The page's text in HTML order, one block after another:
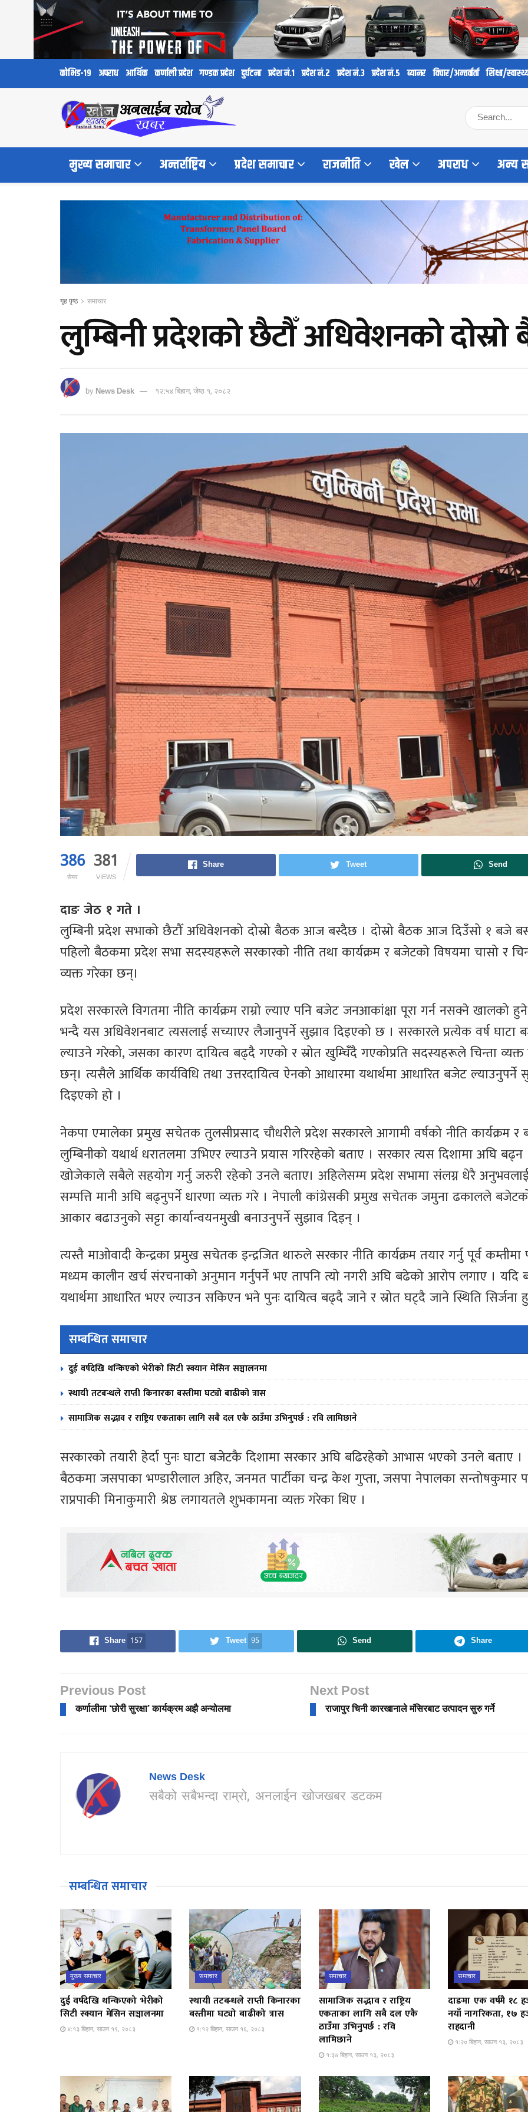
कोभिड-१९ अपराध आर्थिक कर्णाली प्रदेश गण्डक प्रदेश दुर्घटना प्रदेश नं.१ प्रदेश नं.२ प्रदेश नं.३ प्रदेश नं.५ ब्यानर विचार/अन्तर्वार्ता शिक्षा/
मुख्य समाचार अन्तर्राष्ट्रिय प्रदेश समाचार राजनीति खेल अपराध अन्य
गृह पृष्ठ समाचार
लुम्बिनी प्रदेशको छैटौँ अधिवेशनको
byNews Desk १२:५४ बिहान, जेष्ठ १, २०८२
386
सेयर
381
VIEWS
Share Tweet Send
दाङ जेठ १ गते ।
लुम्बिनी प्रदेश सभाको छैटौँ अधिवेशनको दोस्रो बैठक आज बस्दैछ । दोस्रो बैठक आज दिउँसो १ बजे
पहिलो बैठकमा प्रदेश सभा सदस्यहरूले सरकारको नीति तथा कार्यक्रम र बजेटको विषयमा चासो र
व्यक्त गरेका छन्।
प्रदेश सरकारले विगतमा नीति कार्यक्रम राम्रो ल्याए पनि बजेट जनआकांक्षा पूरा गर्न नसक्ने खालको
भन्दै यस अधिवेशनबाट त्यसलाई सच्याएर लैजानुपर्ने सुझाव दिइएको छ । सरकारले प्रत्येक वर्ष घाटा
ल्याउने गरेको, जसका कारण दायित्व बढ्दै गएको र स्रोत खुम्चिँदै गएकोप्रति सदस्यहरूले चिन्ता
छन्। त्यसैले आर्थिक कार्यविधि तथा उत्तरदायित्व ऐनको आधारमा यथार्थमा आधारित बजेट ल्याउनुपर्ने
दिइएको हो ।
नेकपा एमालेका प्रमुख सचेतक तुलसीप्रसाद चौधरीले प्रदेश सरकारले आगामी वर्षको नीति कार्यक्रम र
लुम्बिनीको यथार्थ धरातलमा उभिएर ल्याउने प्रयास गरिरहेको बताए । सरकार त्यस दिशामा अघि बढ्न
खोजेकाले सबैले सहयोग गर्नु जरुरी रहेको उनले बताए। अहिलेसम्म प्रदेश सभामा संलग्न धेरै
सम्पत्ति मानी अघि बढ्नुपर्ने धारणा व्यक्त गरे । नेपाली कांग्रेसकी प्रमुख सचेतक जमुना ढकालले
आकार बढाउनुको सट्टा कार्यान्वयनमुखी बनाउनुपर्ने सुझाव दिइन् ।
त्यस्तै माओवादी केन्द्रका प्रमुख सचेतक इन्द्रजित थारुले सरकार नीति कार्यक्रम तयार गर्नु पूर्व कम्तीमा
मध्यम कालीन खर्च संरचनाको अनुमान गर्नुपर्ने भए तापनि त्यो नगरी अघि बढेको आरोप लगाए । यदि
यथार्थमा आधारित भएर ल्याउन सकिएन भने पुनः दायित्व बढ्दै जाने र स्रोत घट्दै जाने स्थिति सिर्जना
सम्बन्धित समाचार
दुई वर्षदेखि थन्किएको भेरीको सिटी स्क्यान मेसिन सञ्चालनमा
स्थायी तटबन्धले राप्ती किनारका बस्तीमा घट्यो बाढीको त्रास
सामाजिक सद्भाव र राष्ट्रिय एकताका लागि सबै दल एकै ठाउँमा उभिनुपर्छ : रवि लामिछाने
सरकारको तयारी हेर्दा पुनः घाटा बजेटकै दिशामा सरकार अघि बढिरहेको आभास भएको उनले बताए ।
बैठकमा जसपाका भण्डारीलाल अहिर, जनमत पार्टीका चन्द्र केश गुप्ता, जसपा नेपालका सन्तोषकुमार
राप्रपाकी मिनाकुमारी श्रेष्ठ लगायतले शुभकामना व्यक्त गरेका थिए ।
Share 157 Tweet 95 Send Share
Previous Post
कर्णालीमा ‘छोरी सुरक्षा’ कार्यक्रम अझै अन्योलमा
Next Post
राजापुर चिनी कारखानाले मंसिरबाट उत्पादन सुरु गर्ने
News Desk
सबैको सबैभन्दा राम्रो, अनलाईन खोजखबर डटकम
सम्बन्धित समाचार
मुख्य समाचार
दुई वर्षदेखि थन्किएको भेरीको
सिटी स्क्यान मेसिन सञ्चालनमा
४:१३ बिहान, साउन १९, २०८३
समाचार
स्थायी तटबन्धले राप्ती किनारका
बस्तीमा घट्यो बाढीको त्रास
१:१२ बिहान, साउन १६, २०८३
समाचार
सामाजिक सद्भाव र राष्ट्रिय
एकताका लागि सबै दल एकै
ठाउँमा उभिनुपर्छ : रवि
लामिछाने
१:३७ बिहान, साउन १३, २०८३
समाचार
दाङमा एक वर्षमै १८
नयाँ नागरिकता, १७
राहदानी
१:२० बिहान, साउन १३, २०८३